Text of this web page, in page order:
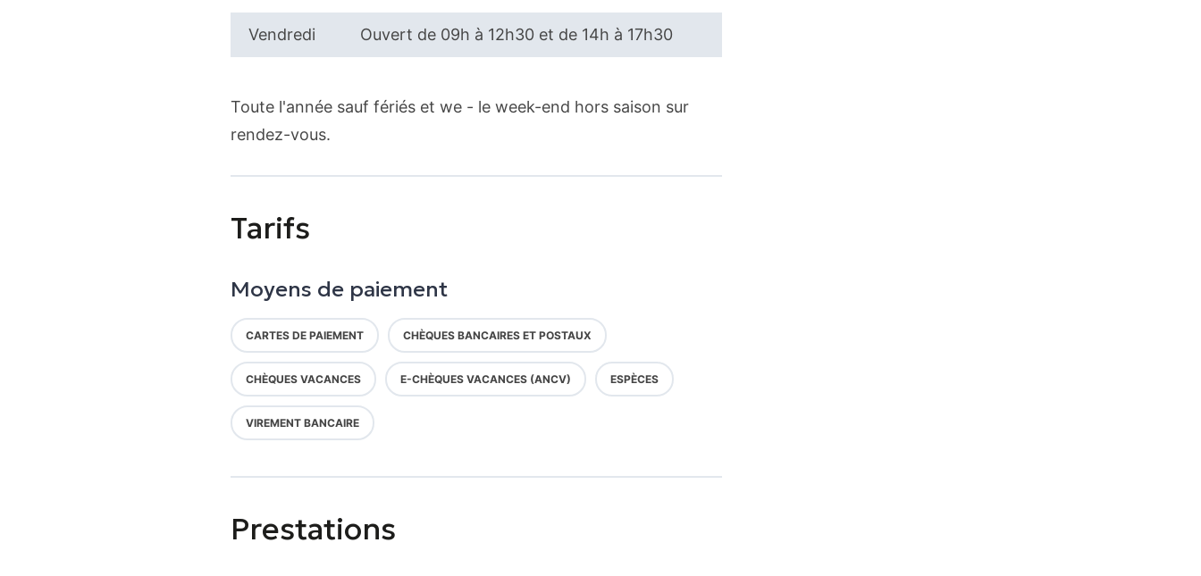
Vendredi Ouvert de 09h à 12h30 et de 14h à 17h30
Toute l'année sauf fériés et we - le week-end hors saison sur
rendez-vous.
Tarifs
Moyens de paiement
CARTES DE PAIEMENT CHÈQUES BANCAIRES ET POSTAUX
CHÈQUES VACANCES E-CHÈQUES VACANCES (ANCV) ESPÈCES
VIREMENT BANCAIRE
Prestations